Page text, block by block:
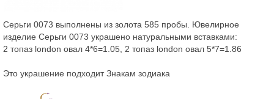
Серьги 0073 выполнены из золота 585 пробы. Ювелирное
изделие Серьги 0073 украшено натуральными вставками:
2 топаз london овал 4*6=1.05, 2 топаз london овал 5*7=1.86
Это украшение подходит Знакам зодиака